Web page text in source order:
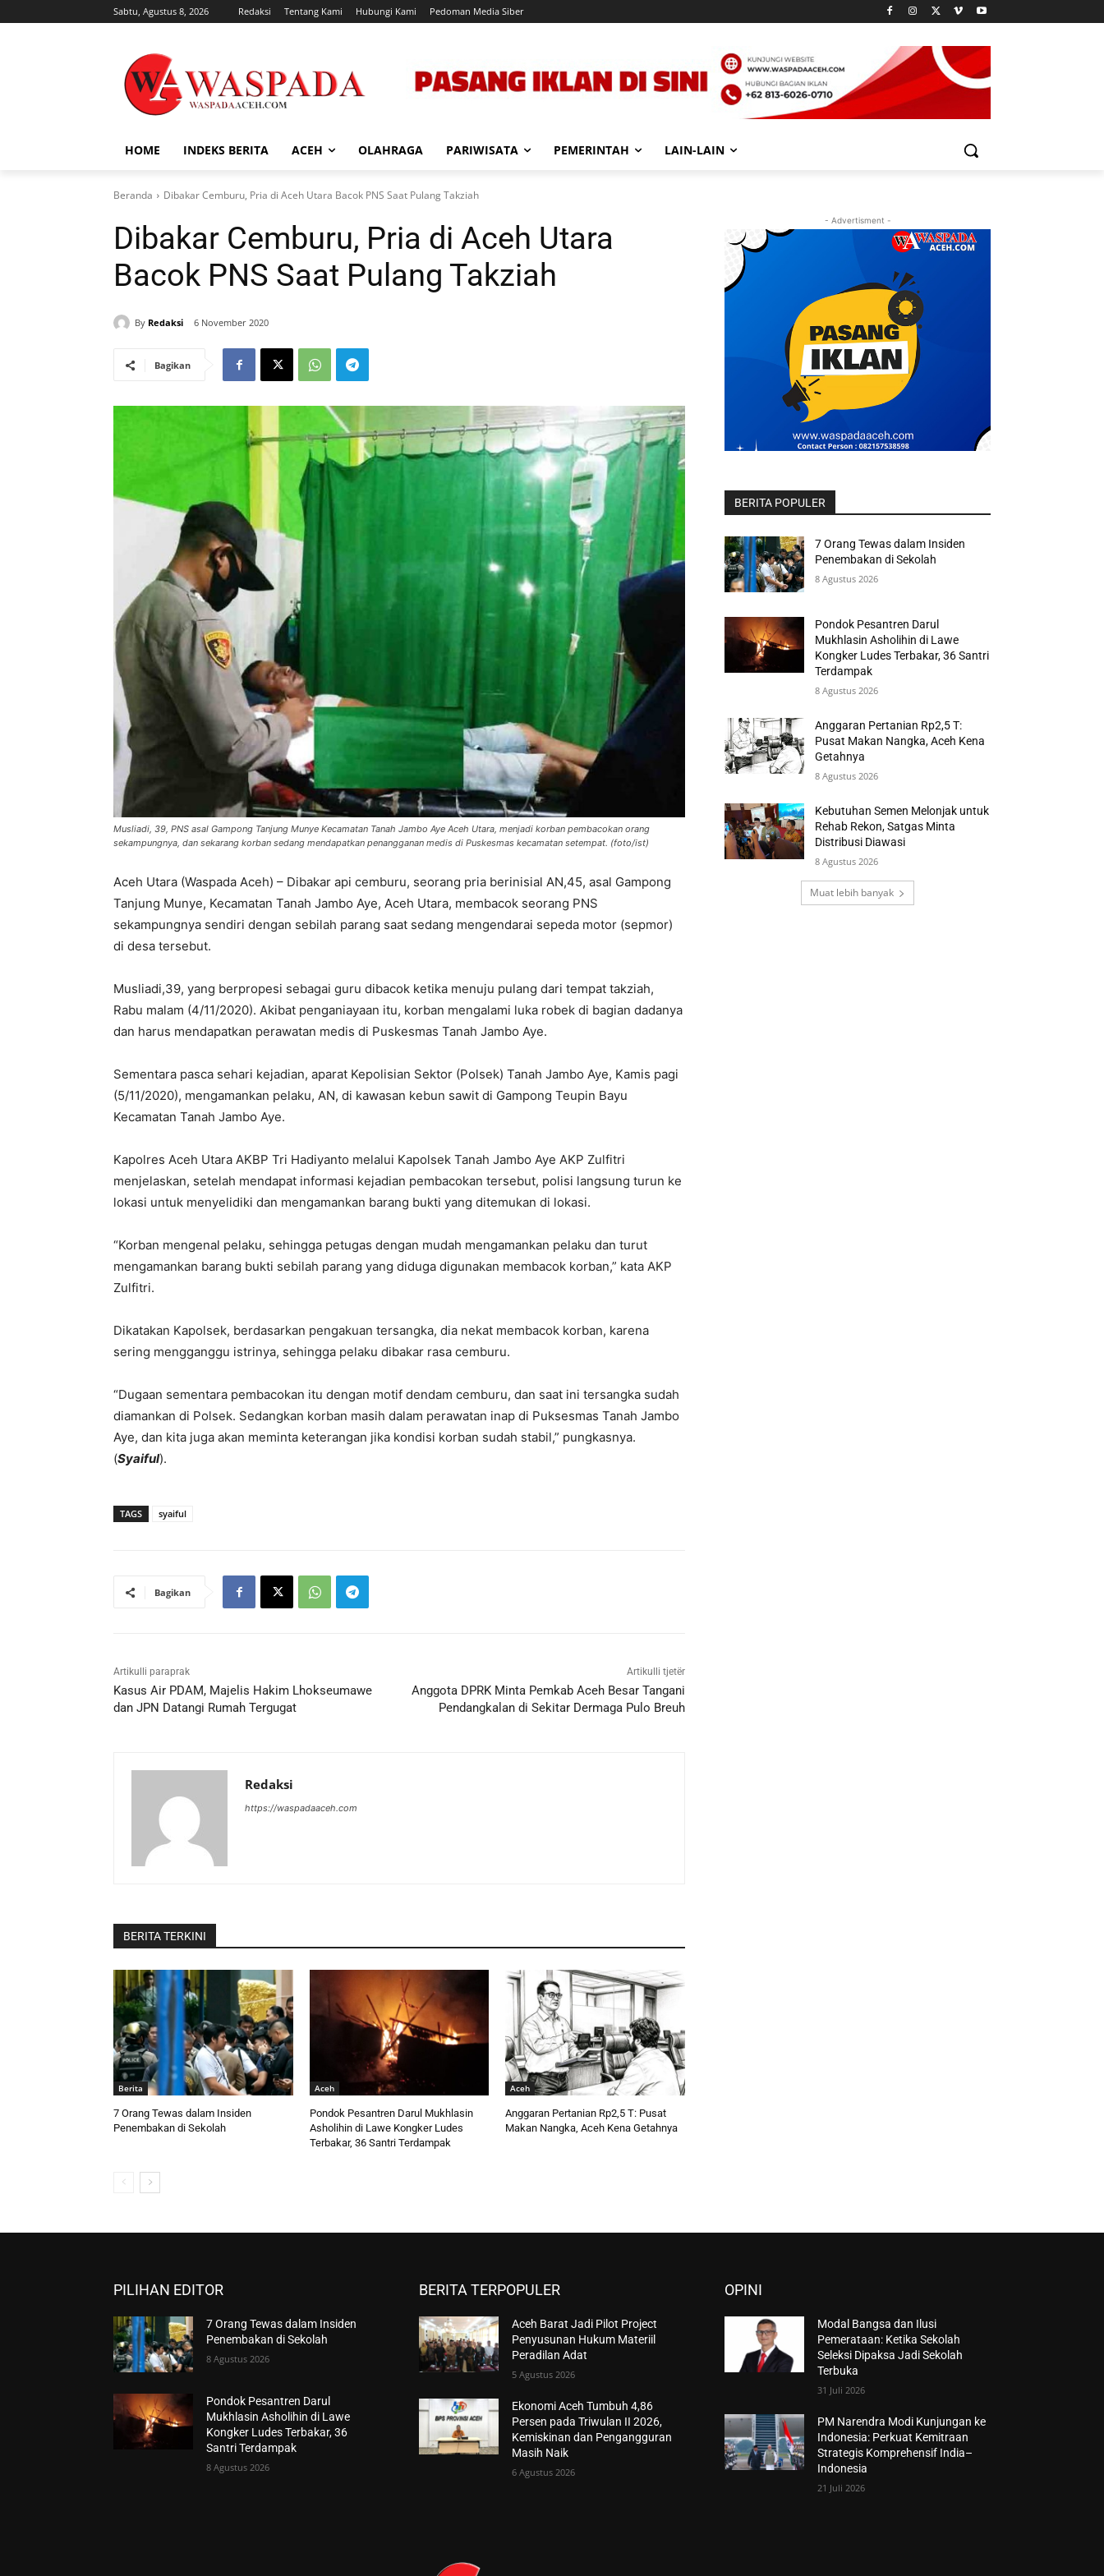
Sabtu, Agustus 8, 2026 Redaksi Tentang Kami Hubungi Kami Pedoman Media Siber
HOME INDEKS BERITA ACEH OLAHRAGA PARIWISATA PEMERINTAH LAIN-LAIN
Beranda Dibakar Cemburu, Pria di Aceh Utara Bacok PNS Saat Pulang Takziah
Dibakar Cemburu, Pria di Aceh Utara
Bacok PNS Saat Pulang Takziah
By Redaksi 6 November 2020
Bagikan
Musliadi, 39, PNS asal Gampong Tanjung Munye Kecamatan Tanah Jambo Aye Aceh Utara, menjadi korban pembacokan orang
sekampungnya, dan sekarang korban sedang mendapatkan penangganan medis di Puskesmas kecamatan setempat. (foto/ist)
Aceh Utara (Waspada Aceh) – Dibakar api cemburu, seorang pria berinisial AN,45, asal Gampong
Tanjung Munye, Kecamatan Tanah Jambo Aye, Aceh Utara, membacok seorang PNS
sekampungnya sendiri dengan sebilah parang saat sedang mengendarai sepeda motor (sepmor)
di desa tersebut.
Musliadi,39, yang berpropesi sebagai guru dibacok ketika menuju pulang dari tempat takziah,
Rabu malam (4/11/2020). Akibat penganiayaan itu, korban mengalami luka robek di bagian dadanya
dan harus mendapatkan perawatan medis di Puskesmas Tanah Jambo Aye.
Sementara pasca sehari kejadian, aparat Kepolisian Sektor (Polsek) Tanah Jambo Aye, Kamis pagi
(5/11/2020), mengamankan pelaku, AN, di kawasan kebun sawit di Gampong Teupin Bayu
Kecamatan Tanah Jambo Aye.
Kapolres Aceh Utara AKBP Tri Hadiyanto melalui Kapolsek Tanah Jambo Aye AKP Zulfitri
menjelaskan, setelah mendapat informasi kejadian pembacokan tersebut, polisi langsung turun ke
lokasi untuk menyelidiki dan mengamankan barang bukti yang ditemukan di lokasi.
“Korban mengenal pelaku, sehingga petugas dengan mudah mengamankan pelaku dan turut
mengamankan barang bukti sebilah parang yang diduga digunakan membacok korban,” kata AKP
Zulfitri.
Dikatakan Kapolsek, berdasarkan pengakuan tersangka, dia nekat membacok korban, karena
sering mengganggu istrinya, sehingga pelaku dibakar rasa cemburu.
“Dugaan sementara pembacokan itu dengan motif dendam cemburu, dan saat ini tersangka sudah
diamankan di Polsek. Sedangkan korban masih dalam perawatan inap di Puksesmas Tanah Jambo
Aye, dan kita juga akan meminta keterangan jika kondisi korban sudah stabil,” pungkasnya.
(Syaiful).
TAGS syaiful
Bagikan
Artikulli paraprak
Kasus Air PDAM, Majelis Hakim Lhokseumawe
dan JPN Datangi Rumah Tergugat
Artikulli tjetër
Anggota DPRK Minta Pemkab Aceh Besar Tangani
Pendangkalan di Sekitar Dermaga Pulo Breuh
Redaksi
https://waspadaaceh.com
BERITA TERKINI
Berita
7 Orang Tewas dalam Insiden
Penembakan di Sekolah
Aceh
Pondok Pesantren Darul Mukhlasin
Asholihin di Lawe Kongker Ludes
Terbakar, 36 Santri Terdampak
Aceh
Anggaran Pertanian Rp2,5 T: Pusat
Makan Nangka, Aceh Kena Getahnya
- Advertisment -
BERITA POPULER
7 Orang Tewas dalam Insiden
Penembakan di Sekolah
8 Agustus 2026
Pondok Pesantren Darul
Mukhlasin Asholihin di Lawe
Kongker Ludes Terbakar, 36 Santri
Terdampak
8 Agustus 2026
Anggaran Pertanian Rp2,5 T:
Pusat Makan Nangka, Aceh Kena
Getahnya
8 Agustus 2026
Kebutuhan Semen Melonjak untuk
Rehab Rekon, Satgas Minta
Distribusi Diawasi
8 Agustus 2026
Muat lebih banyak
PILIHAN EDITOR
7 Orang Tewas dalam Insiden
Penembakan di Sekolah
8 Agustus 2026
Pondok Pesantren Darul
Mukhlasin Asholihin di Lawe
Kongker Ludes Terbakar, 36
Santri Terdampak
8 Agustus 2026
BERITA TERPOPULER
Aceh Barat Jadi Pilot Project
Penyusunan Hukum Materiil
Peradilan Adat
5 Agustus 2026
Ekonomi Aceh Tumbuh 4,86
Persen pada Triwulan II 2026,
Kemiskinan dan Pengangguran
Masih Naik
6 Agustus 2026
OPINI
Modal Bangsa dan Ilusi
Pemerataan: Ketika Sekolah
Seleksi Dipaksa Jadi Sekolah
Terbuka
31 Juli 2026
PM Narendra Modi Kunjungan ke
Indonesia: Perkuat Kemitraan
Strategis Komprehensif India–
Indonesia
21 Juli 2026